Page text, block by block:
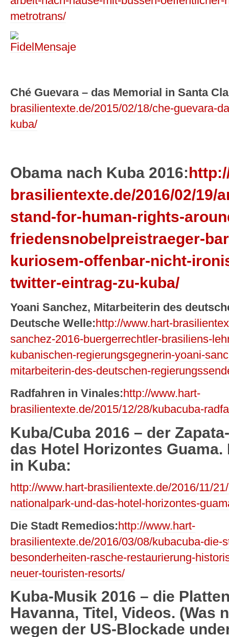
metrotrans/
Ché Guevara – das Memorial in Santa
brasilientexte.de/2015/02/18/che-guevara-
kuba/
Obama nach Kuba 2016:
brasilientexte.de/2016/02/19/
stand-for-human-rights-
friedensnobelpreistraeger-
kuriosem-offenbar-nicht-
twitter-eintrag-zu-kuba/
Yoani Sanchez, Mitarbeiterin des
Deutsche Welle:http://www.hart-
sanchez-2016-buergerrechtler-brasiliens-
kubanischen-regierungsgegnerin-yoani-
mitarbeiterin-des-deutschen-
Radfahren in Vinales:http://www.hart-
brasilientexte.de/2015/12/28/kubacuba-
Kuba/Cuba 2016 – der
das Hotel Horizontes
in Kuba:
http://www.hart-brasilientexte.de/2016/11/
nationalpark-und-das-hotel-horizontes-
Die Stadt Remedios:http://www.hart-
brasilientexte.de/2016/03/08/kubacuba-die-
besonderheiten-rasche-restaurierung-
neuer-touristen-resorts/
Kuba-Musik 2016 – die
Havanna, Titel, Videos. (Was
wegen der US-Blockade